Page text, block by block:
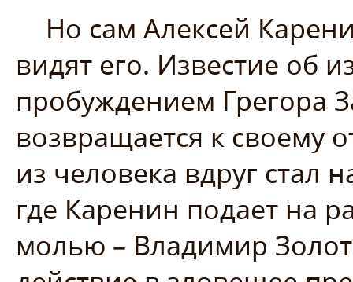
Но сам Алексей
видят его. Известие об
пробуждением Грегора
возвращается к своему
из человека вдруг стал
где Каренин подает на
молью – Владимир